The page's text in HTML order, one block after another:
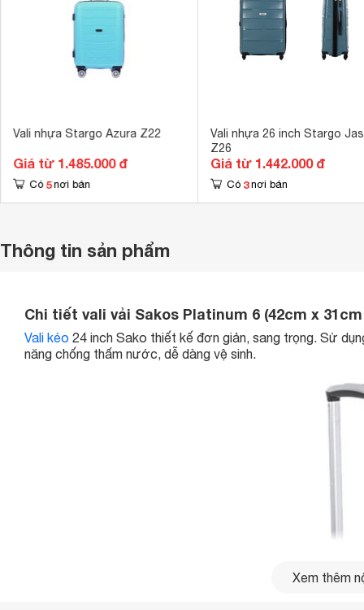
Vali nhựa Stargo Azura Z22
Giá từ 1.485.000 đ
Có 5 nơi bán
Vali nhựa 26 inch Stargo
Z26
Giá từ 1.442.000 đ
Có 3 nơi bán
Thông tin sản phẩm
Chi tiết vali vải Sakos Platinum 6 (42cm x
Vali kéo 24 inch Sako thiết kế đơn giản, sang trọng. Sử
năng chống thấm nước, dễ dàng vệ sinh.
Xem thêm